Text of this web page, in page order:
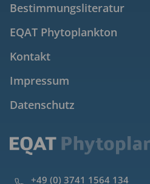
Bestimmungsliteratur
EQAT Phytoplankton
Kontakt
Impressum
Datenschutz
+49 (0) 3741 1564 134